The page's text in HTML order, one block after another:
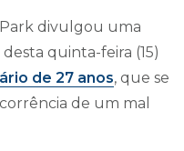
divulgou uma
quinta-feira (15)
de 27 anos, que se
de um mal